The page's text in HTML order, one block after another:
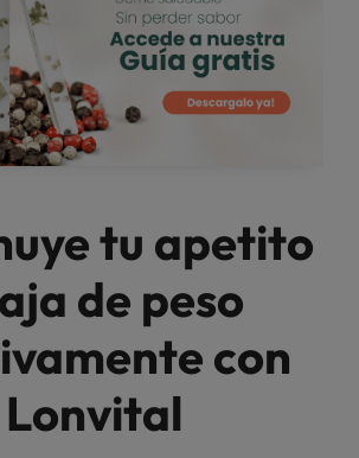
tu apetito
de peso
con
Lonvital